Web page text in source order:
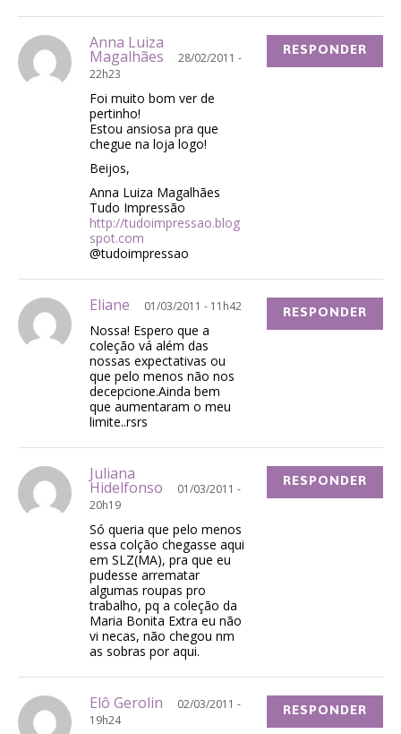
Anna Luiza
Magalhães
28/02/2011 -
22h23
Foi muito bom ver de
pertinho!
Estou ansiosa pra que
chegue na loja logo!
Beijos,
Anna Luiza Magalhães
Tudo Impressão
http://tudoimpressao.blog
spot.com
@tudoimpressao
RESPONDER
Eliane 01/03/2011 - 11h42
Nossa! Espero que a
coleção vá além das
nossas expectativas ou
que pelo menos não nos
decepcione.Ainda bem
que aumentaram o meu
limite..rsrs
RESPONDER
Juliana
Hidelfonso
01/03/2011 -
20h19
Só queria que pelo menos
essa colção chegasse aqui
em SLZ(MA), pra que eu
pudesse arrematar
algumas roupas pro
trabalho, pq a coleção da
Maria Bonita Extra eu não
vi necas, não chegou nm
as sobras por aqui.
RESPONDER
Elô Gerolin
02/03/2011 -
19h24
RESPONDER